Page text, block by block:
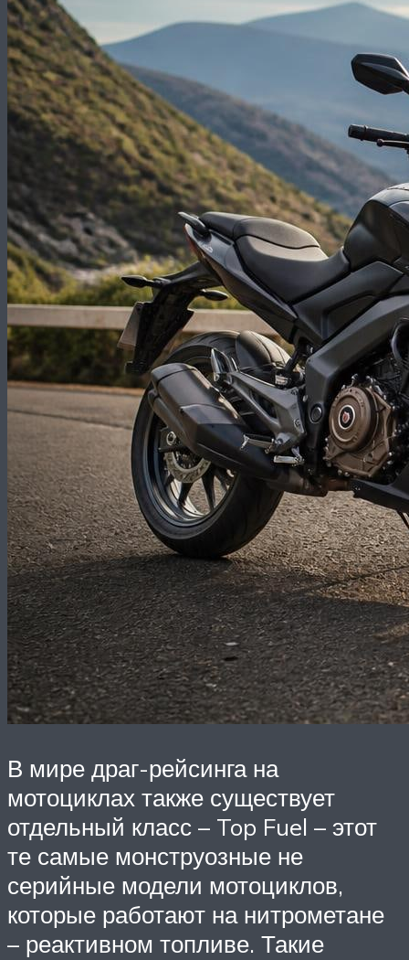
В мире драг-рейсинга на
мотоциклах также существует
отдельный класс – Top Fuel – этот
те самые монструозные не
серийные модели мотоциклов,
которые работают на нитрометане
– реактивном топливе. Такие